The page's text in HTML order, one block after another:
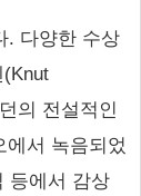
. 다양한 수상
의 전설적인
에서 녹음되었
등에서 감상